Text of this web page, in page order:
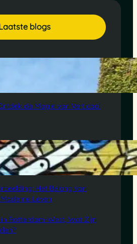
blogs
de Magie van Verticaal
Het Belang van
Leven
Rotterdam-West, Wat Zijn